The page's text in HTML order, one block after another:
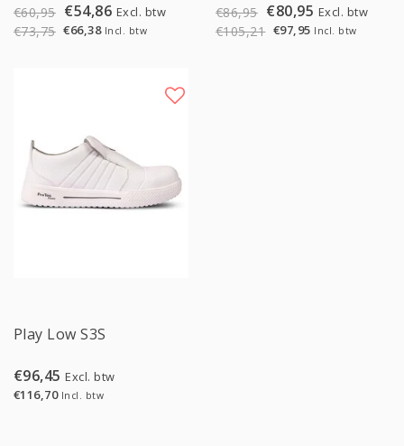
€60,95 €54,86 Excl. btw
€73,75 €66,38 Incl. btw
€86,95 €80,95 Excl. btw
€105,21 €97,95 Incl. btw
Play Low S3S
€96,45 Excl. btw
€116,70 Incl. btw